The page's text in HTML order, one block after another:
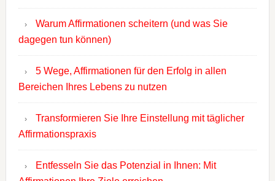
Warum Affirmationen scheitern (und was Sie
dagegen tun können)
5 Wege, Affirmationen für den Erfolg in allen
Bereichen Ihres Lebens zu nutzen
Transformieren Sie Ihre Einstellung mit täglicher
Affirmationspraxis
Entfesseln Sie das Potenzial in Ihnen: Mit